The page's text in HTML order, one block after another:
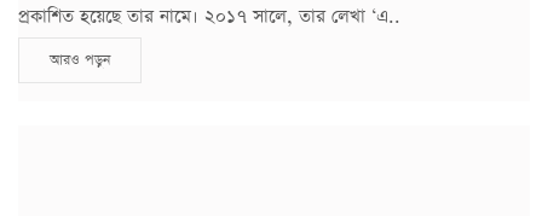
প্রকাশিত হয়েছে তার নামে। ২০১৭ সালে, তার লেখা ‘এ..
আরও পড়ুন